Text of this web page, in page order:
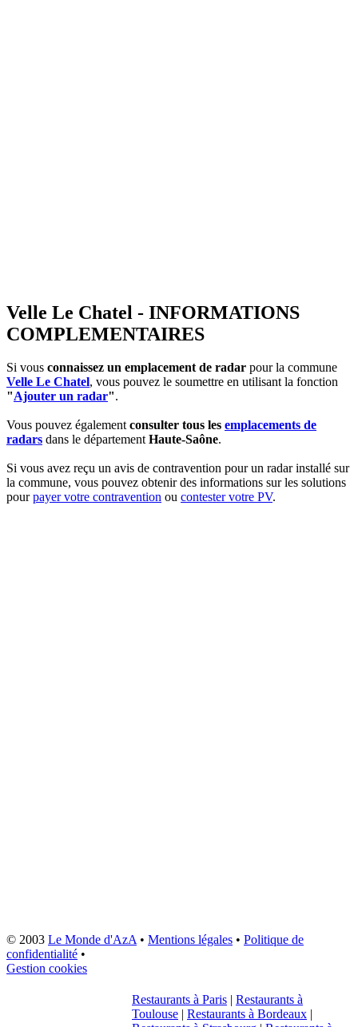
Velle Le Chatel - INFORMATIONS
COMPLEMENTAIRES
Si vous connaissez un emplacement de radar pour la commune
Velle Le Chatel, vous pouvez le soumettre en utilisant la fonction
"Ajouter un radar".
Vous pouvez égalementconsulter tous les emplacements de
radars dans le départementHaute-Saône.
Si vous avez reçu un avis de contravention pour un radar installé sur
la commune, vous pouvez obtenir des informations sur les solutions
pourpayer votre contravention ou contester votre PV.
© 2003 Le Monde d'AzA• Mentions légales • Politique de
confidentialité •
Gestion cookies
Restaurants à Paris | Restaurants à
Toulouse | Restaurants à Bordeaux |